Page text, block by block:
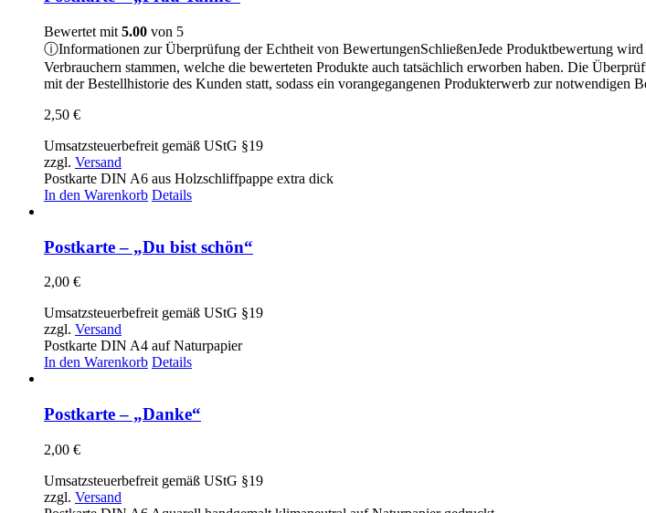
Bewertet mit 5.00 von 5
ⓘInformationen zur Überprüfung der Echtheit von BewertungenSchließenJede Produktbewertung
Verbrauchern stammen, welche die bewerteten Produkte auch tatsächlich erworben haben. Die
mit der Bestellhistorie des Kunden statt, sodass ein vorangegangenen Produkterwerb zur notwendigen
2,50 €
Umsatzsteuerbefreit gemäß UStG §19
zzgl. Versand
Postkarte DIN A6 aus Holzschliffpappe extra dick
In den Warenkorb Details
Postkarte – „Du bist schön“
2,00 €
Umsatzsteuerbefreit gemäß UStG §19
zzgl. Versand
Postkarte DIN A4 auf Naturpapier
In den Warenkorb Details
Postkarte – „Danke“
2,00 €
Umsatzsteuerbefreit gemäß UStG §19
zzgl. Versand